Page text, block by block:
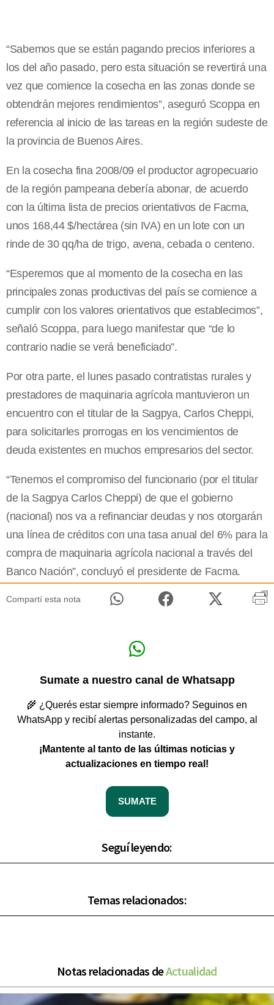
“Sabemos que se están pagando precios inferiores a
los del año pasado, pero esta situación se revertirá una
vez que comience la cosecha en las zonas donde se
obtendrán mejores rendimientos”, aseguró Scoppa en
referencia al inicio de las tareas en la región sudeste de
la provincia de Buenos Aires.
En la cosecha fina 2008/09 el productor agropecuario
de la región pampeana debería abonar, de acuerdo
con la última lista de precios orientativos de Facma,
unos 168,44 $/hectárea (sin IVA) en un lote con un
rinde de 30 qq/ha de trigo, avena, cebada o centeno.
“Esperemos que al momento de la cosecha en las
principales zonas productivas del país se comience a
cumplir con los valores orientativos que establecimos”,
señaló Scoppa, para luego manifestar que “de lo
contrario nadie se verá beneficiado”.
Por otra parte, el lunes pasado contratistas rurales y
prestadores de maquinaria agrícola mantuvieron un
encuentro con el titular de la Sagpya, Carlos Cheppi,
para solicitarles prorrogas en los vencimientos de
deuda existentes en muchos empresarios del sector.
“Tenemos el compromiso del funcionario (por el titular
de la Sagpya Carlos Cheppi) de que el gobierno
(nacional) nos va a refinanciar deudas y nos otorgarán
una línea de créditos con una tasa anual del 6% para la
compra de maquinaria agrícola nacional a través del
Banco Nación”, concluyó el presidente de Facma.
Compartí esta nota
Sumate a nuestro canal de Whatsapp
🌾 ¿Querés estar siempre informado? Seguinos en
WhatsApp y recibí alertas personalizadas del campo, al
instante.
¡Mantente al tanto de las últimas noticias y
actualizaciones en tiempo real!
SUMATE
Seguí leyendo:
Temas relacionados:
Notas relacionadas deActualidad